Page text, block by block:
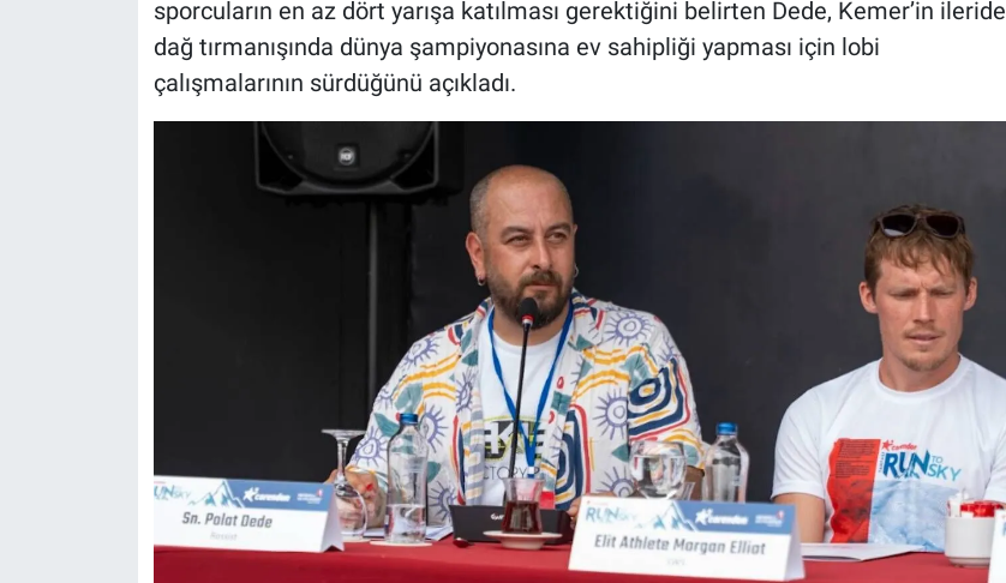
sporcuların en az dört yarışa katılması gerektiğini belirten Dede, Kemer’in ileride
dağ tırmanışında dünya şampiyonasına ev sahipliği yapması için lobi
çalışmalarının sürdüğünü açıkladı.